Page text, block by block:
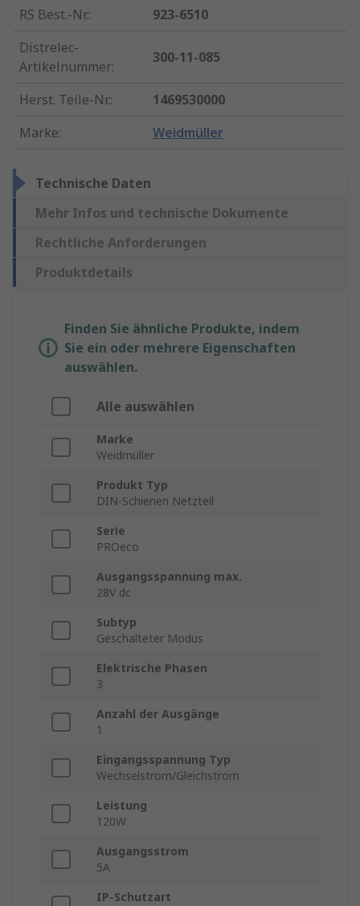
RS Best.-Nr.:
923-6510
Distrelec-
Artikelnummer:
300-11-085
Herst. Teile-Nr.:
1469530000
Marke: Weidmüller
Technische Daten
Mehr Infos und technische Dokumente
Rechtliche Anforderungen
Produktdetails
Finden Sie ähnliche Produkte, indem
Sie ein oder mehrere Eigenschaften
auswählen.
Alle auswählen
Marke
Weidmüller
Produkt Typ
DIN-Schienen Netzteil
Serie
PROeco
Ausgangsspannung max.
28V dc
Subtyp
Geschalteter Modus
Elektrische Phasen
3
Anzahl der Ausgänge
1
Eingangsspannung Typ
Wechselstrom/Gleichstrom
Leistung
120W
Ausgangsstrom
5A
IP-Schutzart